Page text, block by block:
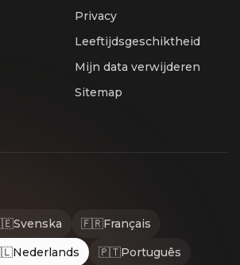
Privacy
Leeftijdsgeschiktheid
Mijn data verwijderen
Sitemap
Svenska 🇫🇷Français
Nederlands 🇵🇹Português